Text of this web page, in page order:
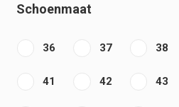
Schoenmaat
36 37 38
41 42 43